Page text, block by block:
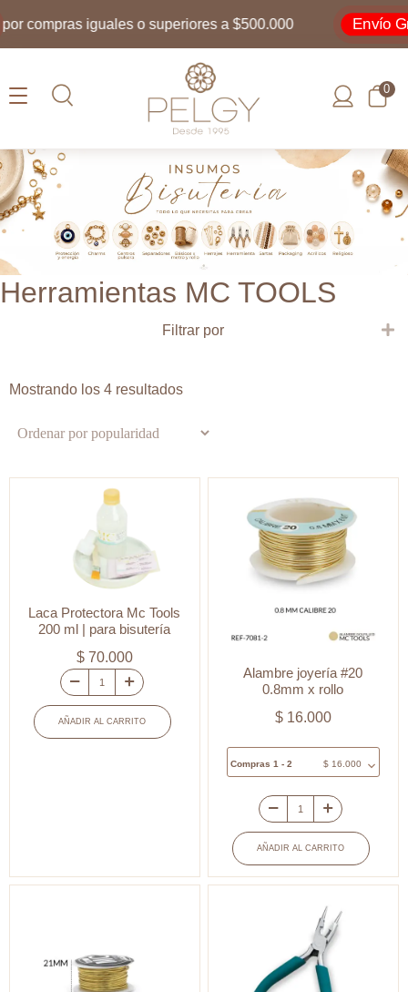
compras iguales o superiores a $500.000 Envío
0
Herramientas MC TOOLS
Filtrar por
Mostrando los 4 resultadosOrdenado
popularidad
Laca Protectora Mc Tools
200 ml | para bisutería
$70.000
Laca
Protectora
Mc
bisutería
AÑADIR AL CARRITO
Alambre joyería #20
0.8mm x rollo
$16.000
Compras 1 - 2 $16.000
Alambre
joyería
#20
0.8mm
cantidad
AÑADIR AL CARRITO